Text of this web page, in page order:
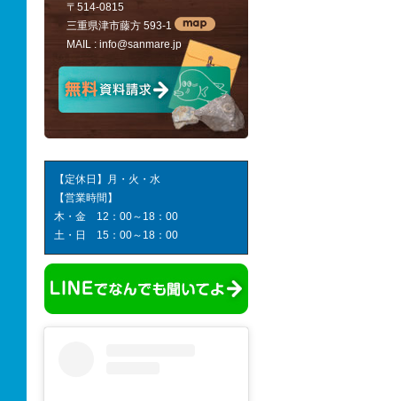
〒514-0815
三重県津市藤方 593-1
MAIL : info@sanmare.jp
【定休日】月・火・水
【営業時間】
木・金 12：00～18：00
土・日 15：00～18：00